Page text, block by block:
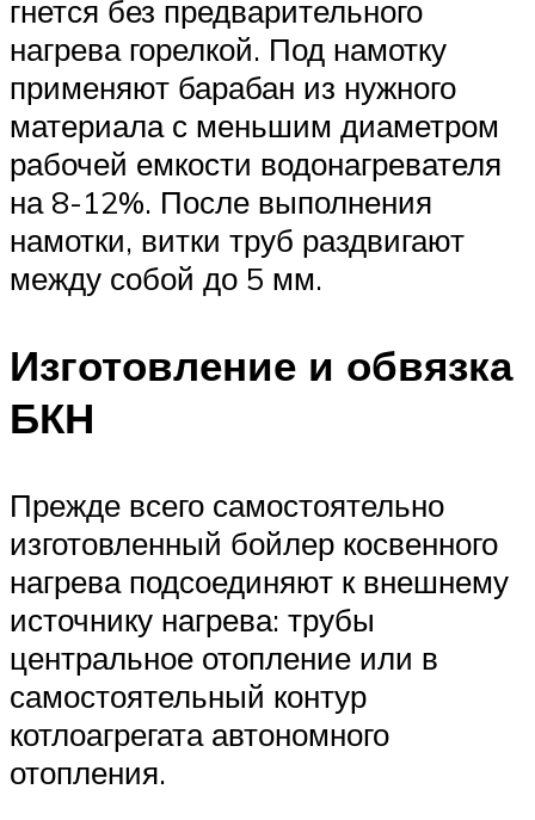
гнется без предварительного
нагрева горелкой. Под намотку
применяют барабан из нужного
материала с меньшим диаметром
рабочей емкости водонагревателя
на 8-12%. После выполнения
намотки, витки труб раздвигают
между собой до 5 мм.
Изготовление и обвязка
БКН
Прежде всего самостоятельно
изготовленный бойлер косвенного
нагрева подсоединяют к внешнему
источнику нагрева: трубы
центральное отопление или в
самостоятельный контур
котлоагрегата автономного
отопления.